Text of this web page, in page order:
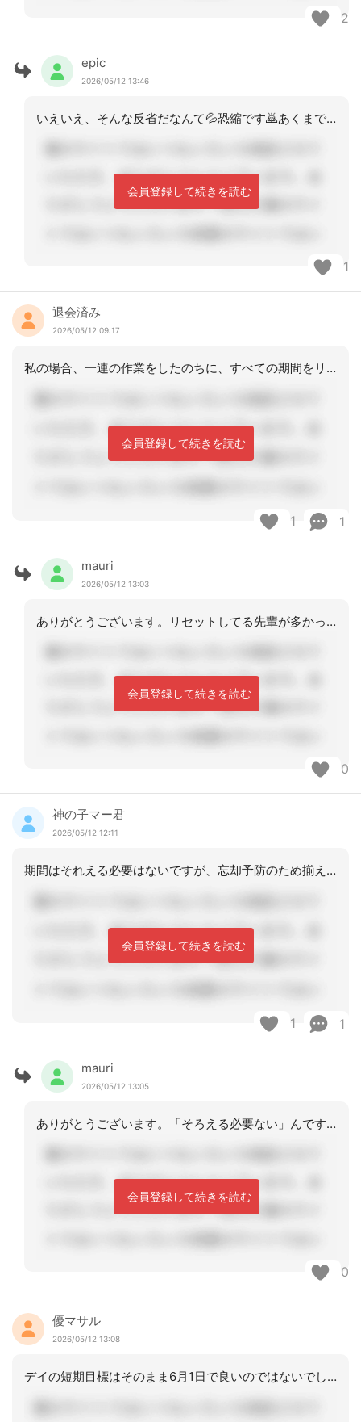
2
epic
2026/05/12 13:46
いえいえ、そんな反省だなんて💦恐縮です🙇あくまでも、私ならこうするという事で😅
会員登録して続きを読む
1
退会済み
2026/05/12 09:17
私の場合、一連の作業をしたのちに、すべての期間をリセットして合わせます。でないと
会員登録して続きを読む
1 1
mauri
2026/05/12 13:03
ありがとうございます。リセットしてる先輩が多かったので色んな意見を伺う事で学びま
会員登録して続きを読む
0
神の子マー君
2026/05/12 12:11
期間はそれえる必要はないですが、忘却予防のため揃えています。
会員登録して続きを読む
1 1
mauri
2026/05/12 13:05
ありがとうございます。「そろえる必要ない」んですね。揃える、と思ったのですが、揃
会員登録して続きを読む
0
優マサル
2026/05/12 13:08
デイの短期目標はそのまま6月1日で良いのではないでしょうか。デイと福祉用具の終期